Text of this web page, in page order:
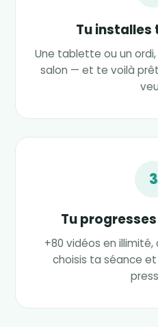
Tu installes
Une tablette ou un
salon — et te voilà
3
Tu
+80 vidéos en illimité,
choisis ta séance